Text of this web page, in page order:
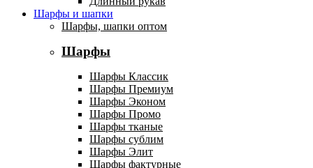
Шарфы и шапки
Шарфы, шапки оптом
Шарфы
Шарфы Классик
Шарфы Премиум
Шарфы Эконом
Шарфы Промо
Шарфы тканые
Шарфы сублим
Шарфы Элит
Шарфы фактурные